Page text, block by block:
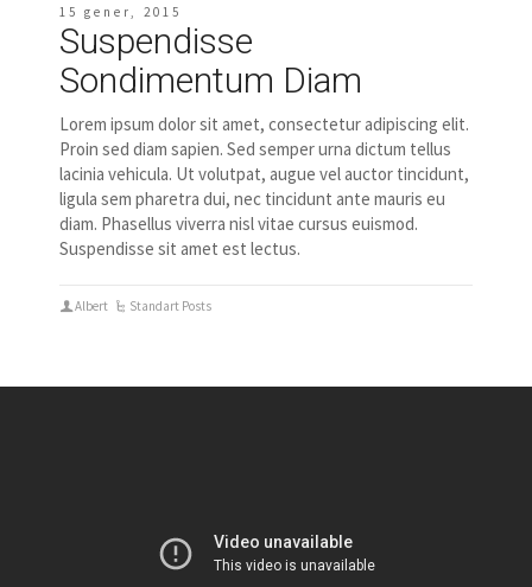
15 gener, 2015
Suspendisse
Sondimentum Diam
Lorem ipsum dolor sit amet, consectetur adipiscing elit.
Proin sed diam sapien. Sed semper urna dictum tellus
lacinia vehicula. Ut volutpat, augue vel auctor tincidunt,
ligula sem pharetra dui, nec tincidunt ante mauris eu
diam. Phasellus viverra nisl vitae cursus euismod.
Suspendisse sit amet est lectus.
Albert Standart Posts